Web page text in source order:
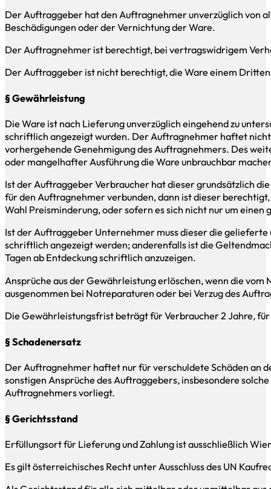
Der Auftraggeber hat den Auftragnehmer unverzüglich von
Beschädigungen oder der Vernichtung der Ware.
Der Auftragnehmer ist berechtigt, bei vertragswidrigem
Der Auftraggeber ist nicht berechtigt, die Ware einem
§ Gewährleistung
Die Ware ist nach Lieferung unverzüglich eingehend zu
schriftlich angezeigt wurden. Der Auftragnehmer haftet
vorhergehende Genehmigung des Auftragnehmers. Des
oder mangelhafter Ausführung die Ware unbrauchbar
Ist der Auftraggeber Verbraucher hat dieser grundsätzlich
für den Auftragnehmer verbunden, dann ist dieser
Wahl Preisminderung, oder sofern es sich nicht nur um
Ist der Auftraggeber Unternehmer muss dieser die gelieferte
schriftlich angezeigt werden; anderenfalls ist die
Tagen ab Entdeckung schriftlich anzuzeigen.
Ansprüche aus der Gewährleistung erlöschen, wenn die
ausgenommen bei Notreparaturen oder bei Verzug des
Die Gewährleistungsfrist beträgt für Verbraucher 2 Jahre,
§ Schadenersatz
Der Auftragnehmer haftet nur für verschuldete Schäden an
sonstigen Ansprüche des Auftraggebers, insbesondere
Auftragnehmers vorliegt.
§ Gerichtsstand
Erfüllungsort für Lieferung und Zahlung ist ausschließlich
Es gilt österreichisches Recht unter Ausschluss des UN